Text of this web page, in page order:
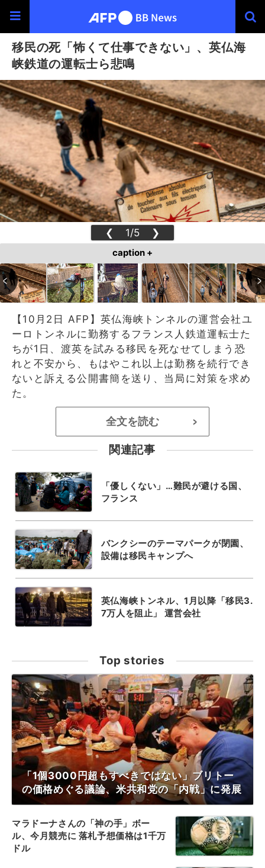
移民の死「怖くて仕事できない」、英仏海
峡鉄道の運転士ら悲鳴
❮ 1/5 ❯
caption +
【10月2日 AFP】英仏海峡トンネルの運営会社ユ
ーロトンネルに勤務するフランス人鉄道運転士た
ちが1日、渡英を試みる移民を死なせてしまう恐
れと不安から、もはやこれ以上は勤務を続行でき
ないと訴える公開書簡を送り、当局に対策を求め
た。
全文を読む >
関連記事
「優しくない」…難民が避ける国、
フランス
バンクシーのテーマパークが閉園、
設備は移民キャンプへ
英仏海峡トンネル、1月以降「移民3.
7万人を阻止」 運営会社
Top stories
「1個3000円超もすべきではない」ブリトー
の価格めぐる議論、米共和党の「内戦」に発展
マラドーナさんの「神の手」ボー
ル、今月競売に 落札予想価格は1千万
ドル